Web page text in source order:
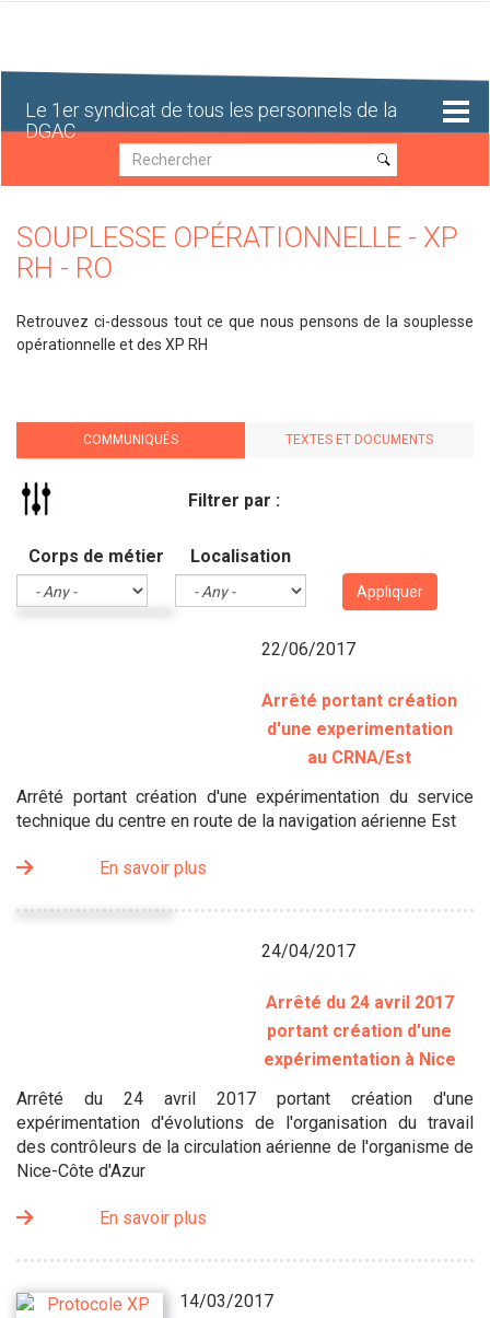
Le 1er syndicat de tous les personnels de la
DGAC
Recherche
Recherche
SOUPLESSE OPÉRATIONNELLE - XP
RH - RO
Retrouvez ci-dessous tout ce que nous pensons de la souplesse
opérationnelle et des XP RH
COMMUNIQUÉS TEXTES ET DOCUMENTS
Filtrer par :
Corps de métier Localisation
Appliquer
22/06/2017
Arrêté portant création
d'une experimentation
au CRNA/Est
Arrêté portant création d'une expérimentation du service
technique du centre en route de la navigation aérienne Est
En savoir plus
24/04/2017
Arrêté du 24 avril 2017
portant création d'une
expérimentation à Nice
Arrêté du 24 avril 2017 portant création d'une
expérimentation d'évolutions de l'organisation du travail
des contrôleurs de la circulation aérienne de l'organisme de
Nice-Côte d'Azur
En savoir plus
14/03/2017